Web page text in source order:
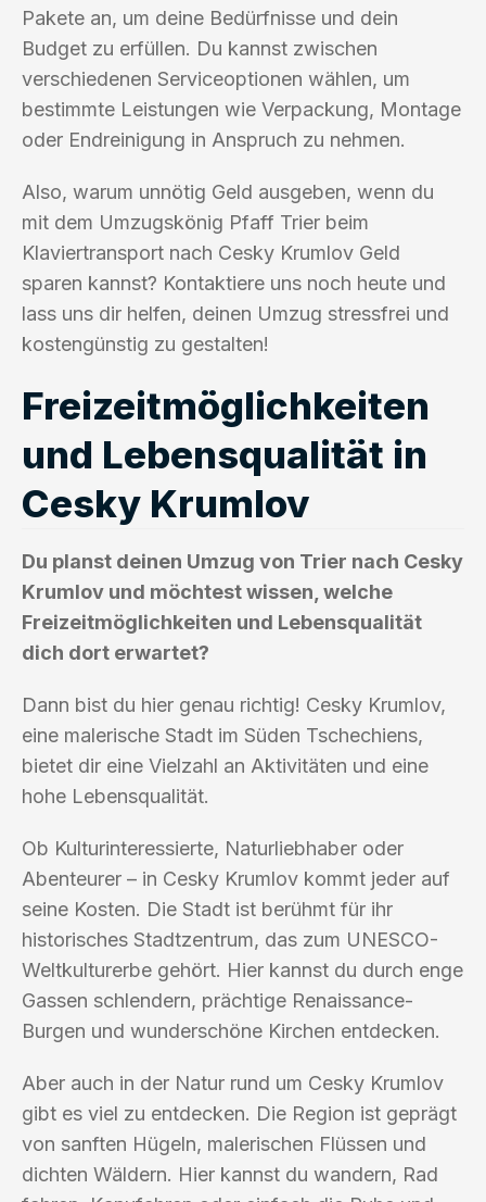
Pakete an, um deine Bedürfnisse und dein
Budget zu erfüllen. Du kannst zwischen
verschiedenen Serviceoptionen wählen, um
bestimmte Leistungen wie Verpackung, Montage
oder Endreinigung in Anspruch zu nehmen.
Also, warum unnötig Geld ausgeben, wenn du
mit dem Umzugskönig Pfaff Trier beim
Klaviertransport nach Cesky Krumlov Geld
sparen kannst? Kontaktiere uns noch heute und
lass uns dir helfen, deinen Umzug stressfrei und
kostengünstig zu gestalten!
Freizeitmöglichkeiten
und Lebensqualität in
Cesky Krumlov
Du planst deinen Umzug von Trier nach Cesky
Krumlov und möchtest wissen, welche
Freizeitmöglichkeiten und Lebensqualität
dich dort erwartet?
Dann bist du hier genau richtig! Cesky Krumlov,
eine malerische Stadt im Süden Tschechiens,
bietet dir eine Vielzahl an Aktivitäten und eine
hohe Lebensqualität.
Ob Kulturinteressierte, Naturliebhaber oder
Abenteurer – in Cesky Krumlov kommt jeder auf
seine Kosten. Die Stadt ist berühmt für ihr
historisches Stadtzentrum, das zum UNESCO-
Weltkulturerbe gehört. Hier kannst du durch enge
Gassen schlendern, prächtige Renaissance-
Burgen und wunderschöne Kirchen entdecken.
Aber auch in der Natur rund um Cesky Krumlov
gibt es viel zu entdecken. Die Region ist geprägt
von sanften Hügeln, malerischen Flüssen und
dichten Wäldern. Hier kannst du wandern, Rad